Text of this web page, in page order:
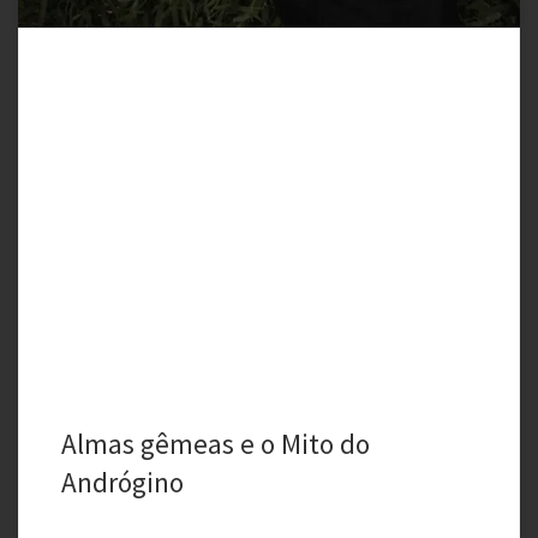
Almas gêmeas e o Mito do
Andrógino